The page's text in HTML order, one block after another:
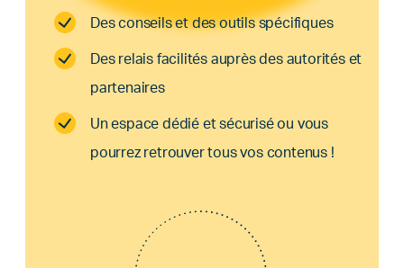
Des conseils et des outils spécifiques
Des relais facilités auprès des autorités et
partenaires
Un espace dédié et sécurisé ou vous
pourrez retrouver tous vos contenus !